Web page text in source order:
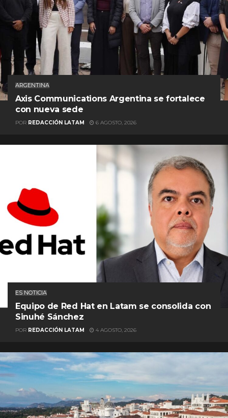
ARGENTINA
Axis Communications Argentina se fortalece
con nueva sede
POR REDACCIÓN LATAM 6 AGOSTO, 2026
ES NOTICIA
Equipo de Red Hat en Latam se consolida con
Sinuhé Sánchez
POR REDACCIÓN LATAM 4 AGOSTO, 2026